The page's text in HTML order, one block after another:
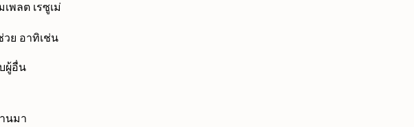
พลต เรซูเม่
วย อาทิเช่น
ผู้อื่น
นมา